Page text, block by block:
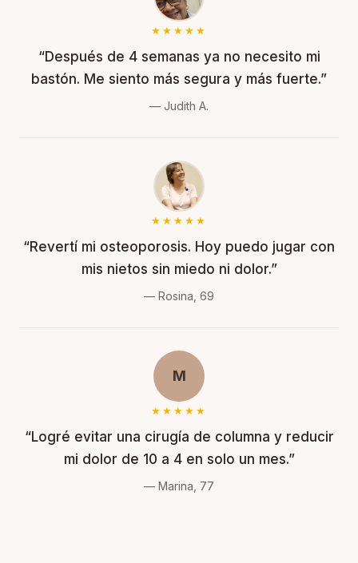
★★★★★
“Después de 4 semanas ya no necesito mi
bastón. Me siento más segura y más fuerte.”
— Judith A.
★★★★★
“Revertí mi osteoporosis. Hoy puedo jugar con
mis nietos sin miedo ni dolor.”
— Rosina, 69
M
★★★★★
“Logré evitar una cirugía de columna y reducir
mi dolor de 10 a 4 en solo un mes.”
— Marina, 77